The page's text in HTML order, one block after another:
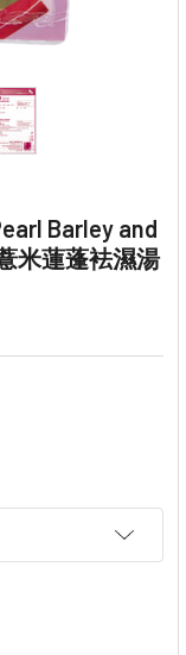
Barley and
米蓮蓬袪濕湯